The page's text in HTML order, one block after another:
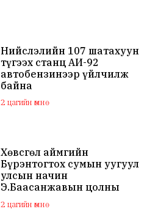
Нийслэлийн 107 шатахуун
түгээх станц АИ-92
автобензинээр үйлчилж
байна
2 цагийн өмнө
Хөвсгөл аймгийн
Бүрэнтогтох сумын уугуул
улсын начин
Э.Баасанжавын цолны
мялаалга наадам эхэллээ
2 цагийн өмнө